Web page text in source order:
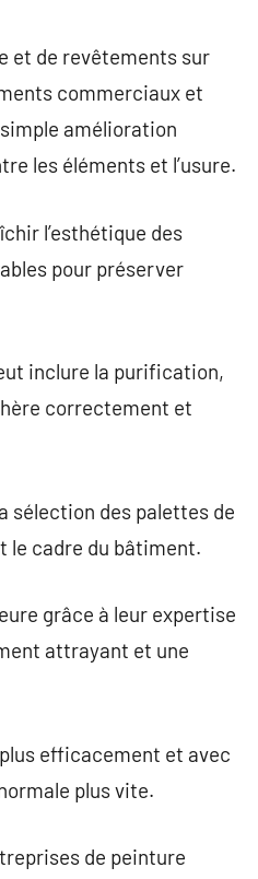
et de revêtements sur
commerciaux et
amélioration
les éléments et l’usure.
l’esthétique des
pour préserver
inclure la purification,
correctement et
sélection des palettes de
le cadre du bâtiment.
grâce à leur expertise
attrayant et une
efficacement et avec
plus vite.
de peinture